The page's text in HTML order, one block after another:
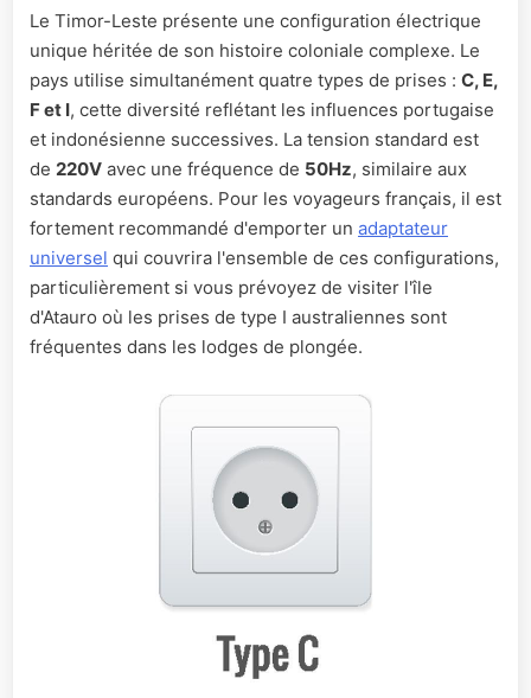
Le Timor-Leste présente une configuration électrique
unique héritée de son histoire coloniale complexe. Le
pays utilise simultanément quatre types de prises : C, E,
F et I, cette diversité reflétant les influences portugaise
et indonésienne successives. La tension standard est
de 220V avec une fréquence de 50Hz, similaire aux
standards européens. Pour les voyageurs français, il est
fortement recommandé d'emporter un adaptateur
universel qui couvrira l'ensemble de ces configurations,
particulièrement si vous prévoyez de visiter l'île
d'Atauro où les prises de type I australiennes sont
fréquentes dans les lodges de plongée.